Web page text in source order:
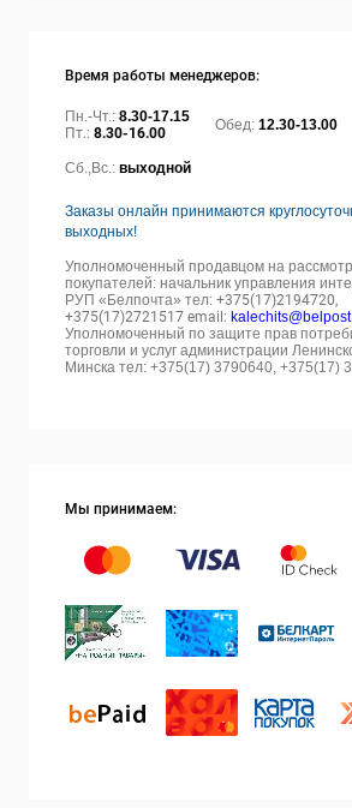
Время работы менеджеров:
Пн.-Чт.: 8.30-17.15
Пт.: 8.30-16.00 Обед: 12.30-13.00
Сб.,Вс.: выходной
Заказы онлайн принимаются
выходных!
Уполномоченный продавцом на
покупателей: начальник управления
РУП «Белпочта» тел: +375(17)2194720,
+375(17)2721517 email:
Уполномоченный по защите прав
торговли и услуг администрации
Минска тел: +375(17) 3790640, +375(17)
Мы принимаем: